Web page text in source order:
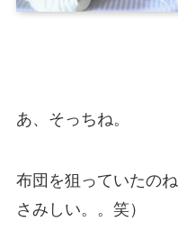
あ、そっちね。
布団を狙っていたの
さみしい。。笑）